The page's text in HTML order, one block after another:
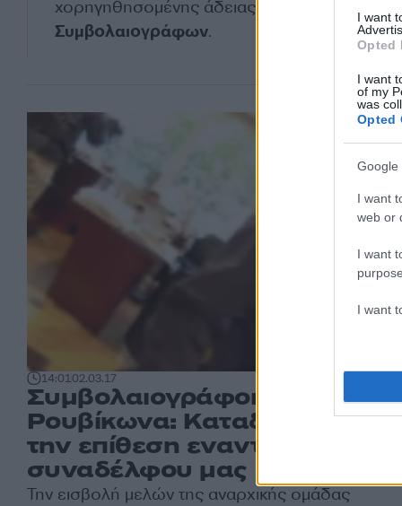
I want
Opted
I want
of my
was
Opted
Google
I want
web or
I want
I want
χορηγηθησο­μένης άδειας από τον Συλλόγο
Συμβολαιογράφων.
14:0102.03.17
Συμβολαιογράφοι για
Ρουβίκωνα: Καταδικάζουμε
την επίθεση εναντίον
συναδέλφου μας
Την εισβολή μελών της αναρχικής ομάδας